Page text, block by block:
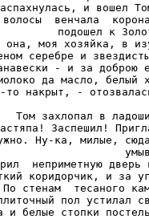
и вошел
волосы  венчала
подошел к
моя хозяйка, в
серебре и
- и за доброю
да масло, белый
то накрыт, -
Том захлопал в
Заспешил!
Ну-ка, милые,
неприметную
коридорчик, и за
стенам  тесаного
пол устилал
и белые стопки